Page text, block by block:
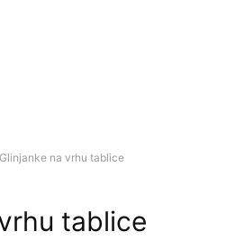
Glinjanke na vrhu tablice
tablice